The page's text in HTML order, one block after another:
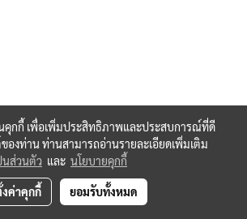
นคุกกี้ เพื่อเพิ่มประสิทธิภาพและประสบการณ์ที่ดี
ของท่าน ท่านสามารถอ่านรายละเอียดเพิ่มเติม
นส่วนตัว และ นโยบายคุกกี้
ค่าคุกกี้ ยอมรับทั้งหมด